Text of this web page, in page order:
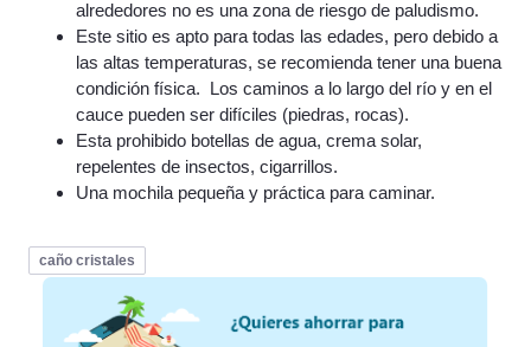
alrededores no es una zona de riesgo de paludismo.
Este sitio es apto para todas las edades, pero debido a
las altas temperaturas, se recomienda tener una buena
condición física. Los caminos a lo largo del río y en el
cauce pueden ser difíciles (piedras, rocas).
Esta prohibido botellas de agua, crema solar,
repelentes de insectos, cigarrillos.
Una mochila pequeña y práctica para caminar.
caño cristales